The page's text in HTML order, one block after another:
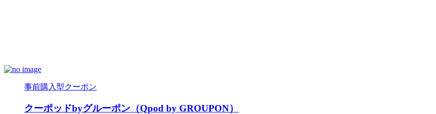
事前購入型クーポン
クーポッドbyグルーポン（Qpod by GROUPON）